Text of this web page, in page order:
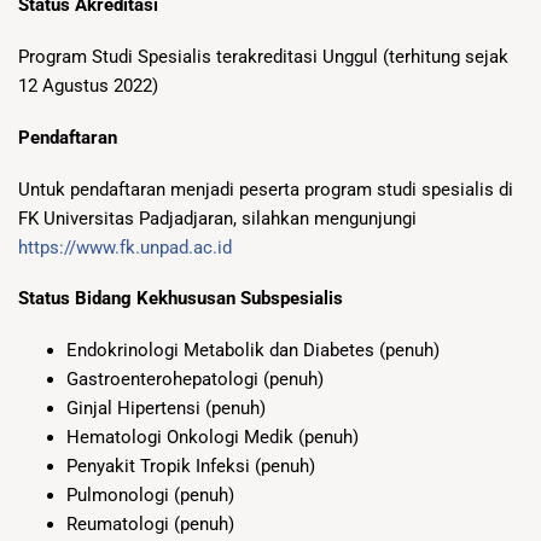
Status Akreditasi
Program Studi Spesialis terakreditasi Unggul (terhitung sejak
12 Agustus 2022)
Pendaftaran
Untuk pendaftaran menjadi peserta program studi spesialis di
FK Universitas Padjadjaran, silahkan mengunjungi
https://www.fk.unpad.ac.id
Status Bidang Kekhususan Subspesialis
Endokrinologi Metabolik dan Diabetes (penuh)
Gastroenterohepatologi (penuh)
Ginjal Hipertensi (penuh)
Hematologi Onkologi Medik (penuh)
Penyakit Tropik Infeksi (penuh)
Pulmonologi (penuh)
Reumatologi (penuh)